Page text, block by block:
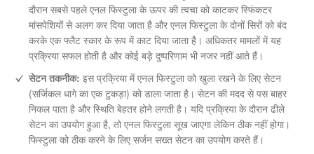
दौरान सबसे पहले एनल फिस्टुला के ऊपर की त्वचा को काटकर स्फिंकटर
मांसपेशियों से अलग कर दिया जाता है और एनल फिस्टुला के दोनों सिरों को बंद
करके एक फ्लैट स्कार के रूप में काट दिया जाता है। अधिकतर मामलों में यह
प्रक्रिया सफल होती है और कोई बड़े दुष्परिणाम भी नजर नहीं आते हैं।
सेटन तकनीक: इस प्रक्रिया में एनल फिस्टुला को खुला रखने के लिए सेटन
(सर्जिकल धागे का एक टुकड़ा) को डाला जाता है। सेटन की मदद से पस बाहर
निकल पाता है और स्थिति बेहतर होने लगती है। यदि प्रक्रिया के दौरान ढीले
सेटन का उपयोग हुआ है, तो एनल फिस्टुला सूख जाएगा लेकिन ठीक नहीं होगा।
फिस्टुला को ठीक करने के लिए सर्जन सख्त सेटन का उपयोग करते हैं।